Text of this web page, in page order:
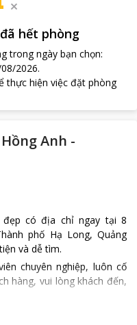
hết phòng
trong ngày bạn chọn:
2026.
thực hiện việc đặt phòng
Anh -
đẹp có địa chỉ ngay tại 8
phố Hạ Long, Quảng
và dễ tìm.
chuyên nghiệp, luôn cố
hàng, vui lòng khách đến,
đẹp, đầy đủ tiện ích trong